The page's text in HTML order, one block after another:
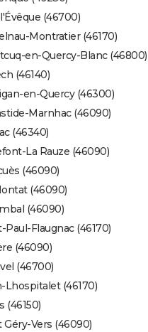
(46700)
Montratier (46170)
en-Quercy-Blanc (46800)
(46140)
en-Quercy (46300)
Marnhac (46090)
(46340)
La Rauze (46090)
(46090)
(46090)
(46090)
Paul-Flaugnac (46170)
(46090)
(46700)
Lhospitalet (46170)
(46150)
Géry-Vers (46090)